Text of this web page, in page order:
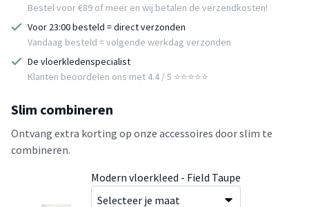
Bestel voor €89 of meer en wij betalen de verzendkosten!
Voor 23:00 besteld = direct verzonden
Vandaag besteld = volgende werkdag verzonden
De vloerkledenspecialist
Klanten beoordelen ons met 4.4 / 5 ⭐⭐⭐⭐⭐
Slim combineren
Ontvang extra korting op onze accessoires door slim te
combineren.
Modern vloerkleed - Field Taupe